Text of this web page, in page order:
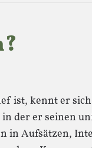
ist, kennt er
der er seinen
in Aufsätzen,